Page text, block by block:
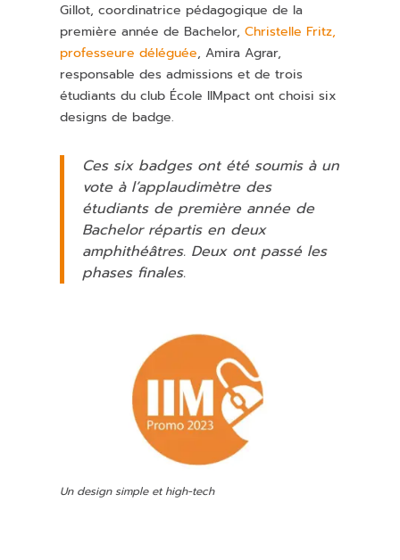
Gillot, coordinatrice pédagogique de la
première année de Bachelor,Christelle Fritz,
professeure déléguée, Amira Agrar,
responsable des admissions et de trois
étudiants du club École IIMpact ont choisi six
designs de badge.
Ces six badges ont été soumis à un
vote à l’applaudimètre des
étudiants de première année de
Bachelor répartis en deux
amphithéâtres. Deux ont passé les
phases finales.
Un design simple et high-tech